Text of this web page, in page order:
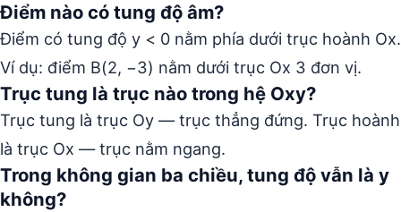
Điểm nào có tung độ âm?
Điểm có tung độ y < 0 nằm phía dưới trục hoành Ox.
Ví dụ: điểm B(2, −3) nằm dưới trục Ox 3 đơn vị.
Trục tung là trục nào trong hệ Oxy?
Trục tung là trục Oy — trục thẳng đứng. Trục hoành
là trục Ox — trục nằm ngang.
Trong không gian ba chiều, tung độ vẫn là y
không?